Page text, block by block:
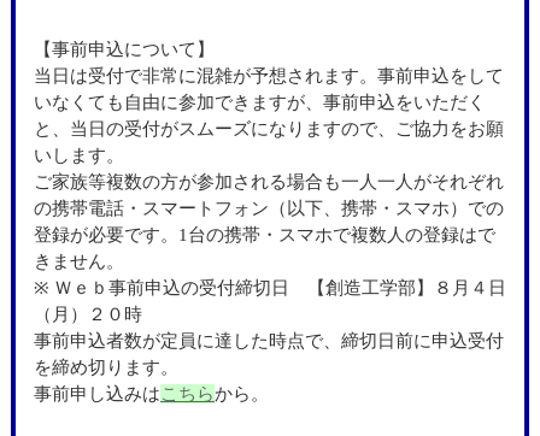
【事前申込について】
当日は受付で非常に混雑が予想されます。事前申込をして
いなくても自由に参加できますが、事前申込をいただく
と、当日の受付がスムーズになりますので、ご協力をお願
いします。
ご家族等複数の方が参加される場合も一人一人がそれぞれ
の携帯電話・スマートフォン（以下、携帯・スマホ）での
登録が必要です。1台の携帯・スマホで複数人の登録はで
きません。
※ Ｗｅｂ事前申込の受付締切日 【創造工学部】８月４日
（月）２０時
事前申込者数が定員に達した時点で、締切日前に申込受付
を締め切ります。
事前申し込みはこちらから。